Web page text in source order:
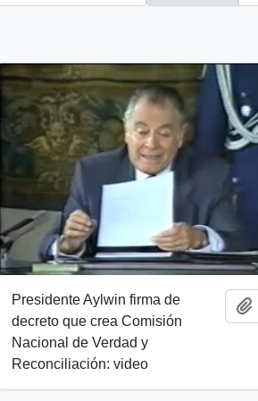
Presidente Aylwin firma de
decreto que crea Comisión
Nacional de Verdad y
Reconciliación: video